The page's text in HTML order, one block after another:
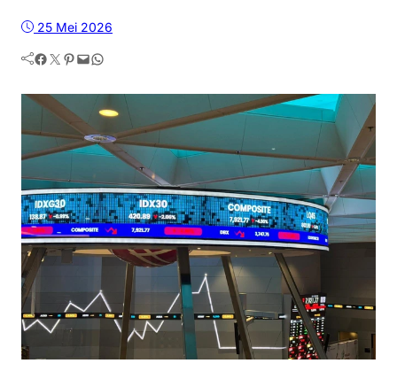
25 Mei 2026
Facebook Twitter Pinterest Mail WhatsApp